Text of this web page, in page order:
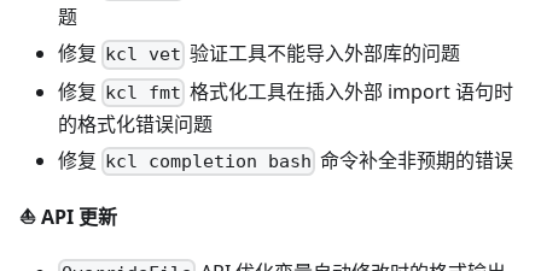
题
修复
kcl vet 验证工具不能导入外部库的问题
修复 kcl fmt 格式化工具在插入外部 import 语句时
的格式化错误问题
修复 kcl completion bash 命令补全非预期的错误
⛵️ API 更新